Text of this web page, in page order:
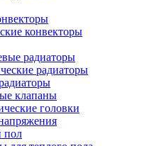
конвекторы
радиаторы
радиаторы
клапаны
головки
пол